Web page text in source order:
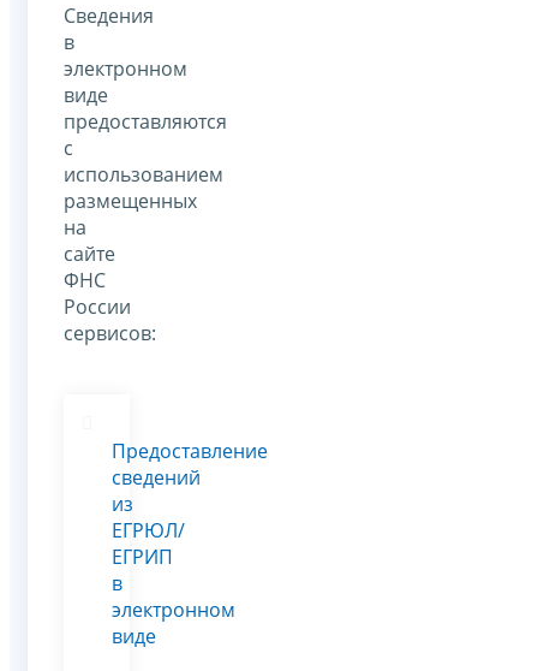
Сведения
в
электронном
виде
предоставляются
с
использованием
размещенных
на
сайте
ФНС
России
сервисов:
Предоставление
сведений
из
ЕГРЮЛ/
ЕГРИП
в
электронном
виде